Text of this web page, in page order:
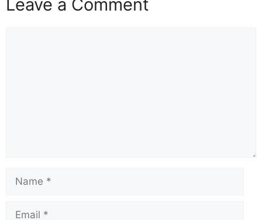
Leave a Comment